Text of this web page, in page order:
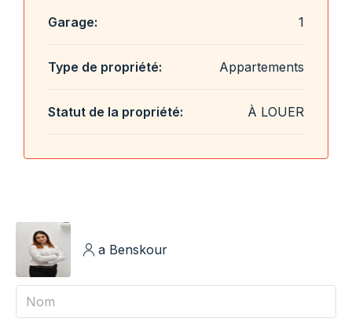
Garage: 1
Type de propriété: Appartements
Statut de la propriété: À LOUER
a Benskour